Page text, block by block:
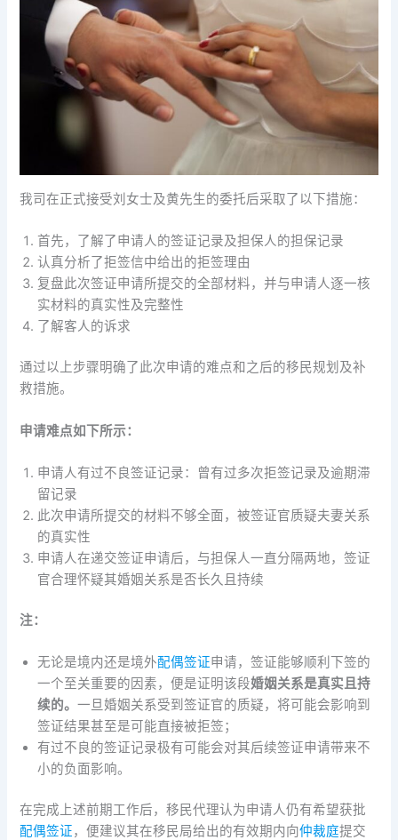
我司在正式接受刘女士及黄先生的委托后采取了以下措施：
首先，了解了申请人的签证记录及担保人的担保记录
认真分析了拒签信中给出的拒签理由
复盘此次签证申请所提交的全部材料，并与申请人逐一核
实材料的真实性及完整性
了解客人的诉求
通过以上步骤明确了此次申请的难点和之后的移民规划及补
救措施。
申请难点如下所示：
申请人有过不良签证记录：曾有过多次拒签记录及逾期滞
留记录
此次申请所提交的材料不够全面，被签证官质疑夫妻关系
的真实性
申请人在递交签证申请后，与担保人一直分隔两地，签证
官合理怀疑其婚姻关系是否长久且持续
注：
无论是境内还是境外配偶签证申请，签证能够顺利下签的
一个至关重要的因素，便是证明该段婚姻关系是真实且持
续的。一旦婚姻关系受到签证官的质疑，将可能会影响到
签证结果甚至是可能直接被拒签；
有过不良的签证记录极有可能会对其后续签证申请带来不
小的负面影响。
在完成上述前期工作后，移民代理认为申请人仍有希望获批
配偶签证，便建议其在移民局给出的有效期内向仲裁庭提交